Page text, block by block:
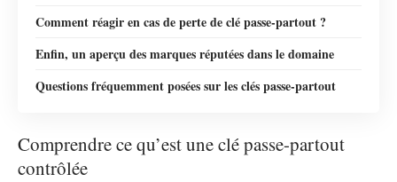
Comment réagir en cas de perte de clé passe-partout ?
Enfin, un aperçu des marques réputées dans le domaine
Questions fréquemment posées sur les clés passe-partout
Comprendre ce qu’est une clé passe-partout
contrôlée